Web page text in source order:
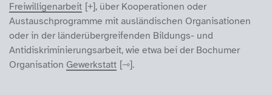
Freiwilligenarbeit
, über Kooperationen oder
Austauschprogramme mit ausländischen Organisationen
oder in der länderübergreifenden Bildungs- und
Antidiskriminierungsarbeit, wie etwa bei der Bochumer
Organisation Gewerkstatt .